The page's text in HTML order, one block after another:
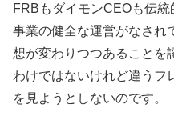
FRBもダイモンCEOも伝
事業の健全な運営がなされ
想が変わりつつあることを
わけではないけれど違うフ
を見ようとしないのです。